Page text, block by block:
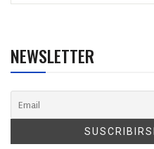
NEWSLETTER